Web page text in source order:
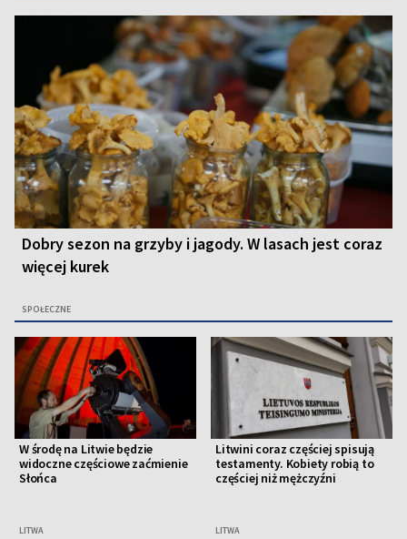
Dobry sezon na grzyby i jagody. W lasach jest coraz
więcej kurek
SPOŁECZNE
W środę na Litwie będzie
widoczne częściowe zaćmienie
Słońca
LITWA
Litwini coraz częściej spisują
testamenty. Kobiety robią to
częściej niż mężczyźni
LITWA